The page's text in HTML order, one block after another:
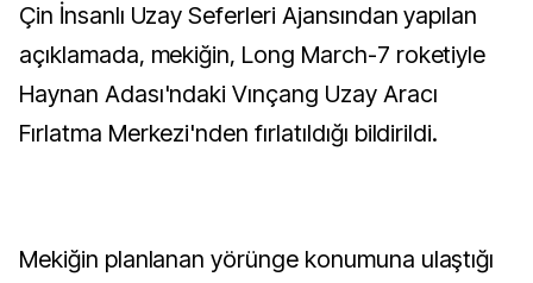
Çin İnsanlı Uzay Seferleri Ajansından yapılan
açıklamada, mekiğin, Long March-7 roketiyle
Haynan Adası'ndaki Vınçang Uzay Aracı
Fırlatma Merkezi'nden fırlatıldığı bildirildi.
Mekiğin planlanan yörünge konumuna ulaştığı